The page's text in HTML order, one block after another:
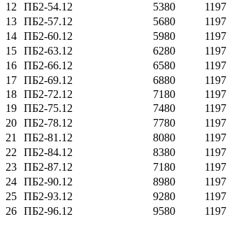
12
ПБ2-54.12 5380 1197
13 ПБ2-57.12 5680 1197
14 ПБ2-60.12 5980 1197
15 ПБ2-63.12 6280 1197
16 ПБ2-66.12 6580 1197
17 ПБ2-69.12 6880 1197
18 ПБ2-72.12 7180 1197
19 ПБ2-75.12 7480 1197
20 ПБ2-78.12 7780 1197
21
ПБ2-81.12 8080 1197
22
ПБ2-84.12 8380 1197
23 ПБ2-87.12 7180 1197
24 ПБ2-90.12 8980 1197
25 ПБ2-93.12 9280 1197
26 ПБ2-96.12 9580 1197